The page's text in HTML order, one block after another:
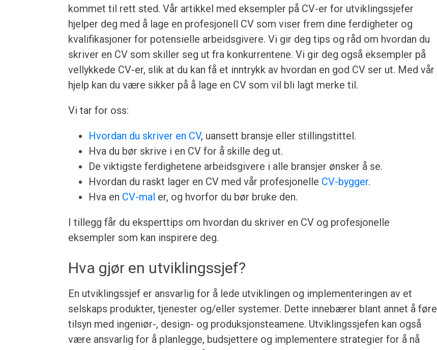
kommet til rett sted. Vår artikkel med eksempler på CV-er for utviklingssjefer
hjelper deg med å lage en profesjonell CV som viser frem dine ferdigheter og
kvalifikasjoner for potensielle arbeidsgivere. Vi gir deg tips og råd om hvordan du
skriver en CV som skiller seg ut fra konkurrentene. Vi gir deg også eksempler på
vellykkede CV-er, slik at du kan få et inntrykk av hvordan en god CV ser ut. Med vår
hjelp kan du være sikker på å lage en CV som vil bli lagt merke til.
Vi tar for oss:
Hvordan du skriver en CV, uansett bransje eller stillingstittel.
Hva du bør skrive i en CV for å skille deg ut.
De viktigste ferdighetene arbeidsgivere i alle bransjer ønsker å se.
Hvordan du raskt lager en CV med vår profesjonelle CV-bygger.
Hva en CV-mal er, og hvorfor du bør bruke den.
I tillegg får du eksperttips om hvordan du skriver en CV og profesjonelle
eksempler som kan inspirere deg.
Hva gjør en utviklingssjef?
En utviklingssjef er ansvarlig for å lede utviklingen og implementeringen av et
selskaps produkter, tjenester og/eller systemer. Dette innebærer blant annet å føre
tilsyn med ingeniør-, design- og produksjonsteamene. Utviklingssjefen kan også
være ansvarlig for å planlegge, budsjettere og implementere strategier for å nå